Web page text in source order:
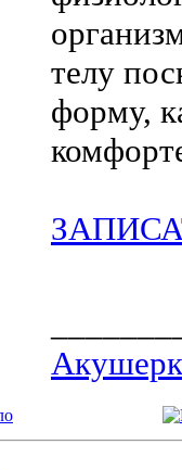
телу
форму,